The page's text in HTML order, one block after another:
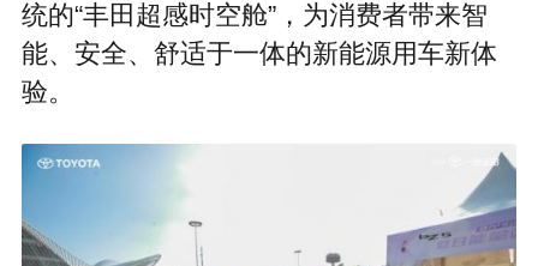
统的“丰田超感时空舱”，为消费者带来智
能、安全、舒适于一体的新能源用车新体
验。